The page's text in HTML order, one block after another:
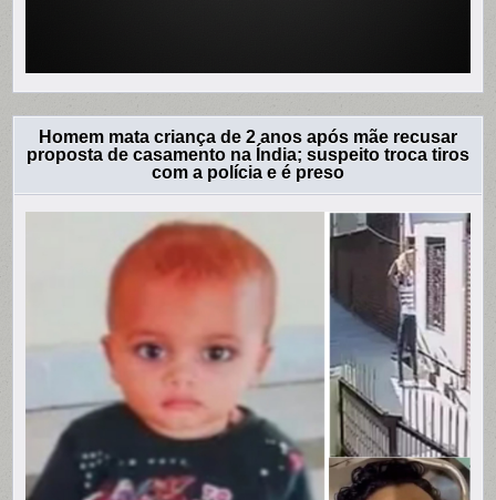
Homem mata criança de 2 anos após mãe recusar
proposta de casamento na Índia; suspeito troca tiros
com a polícia e é preso